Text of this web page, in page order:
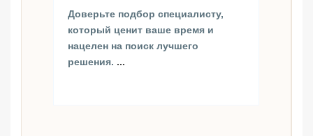
Доверьте подбор специалисту,
который ценит ваше время и
нацелен на поиск лучшего
решения. ...